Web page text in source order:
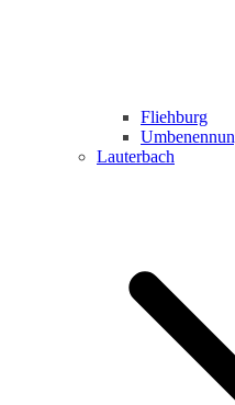
Fliehburg
Lauterbach